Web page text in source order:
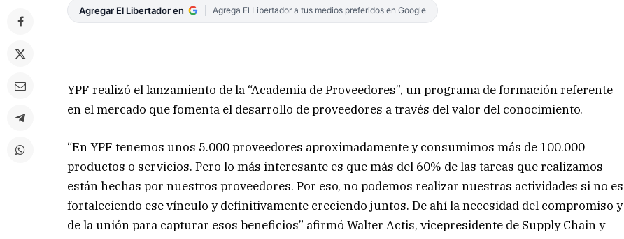
Agregar El Libertador en Agrega El Libertador a tus medios preferidos en Google
YPF realizó el lanzamiento de la “Academia de Proveedores”, un programa de formación referente
en el mercado que fomenta el desarrollo de proveedores a través del valor del conocimiento.
“En YPF tenemos unos 5.000 proveedores aproximadamente y consumimos más de 100.000
productos o servicios. Pero lo más interesante es que más del 60% de las tareas que realizamos
están hechas por nuestros proveedores. Por eso, no podemos realizar nuestras actividades si no es
fortaleciendo ese vínculo y definitivamente creciendo juntos. De ahí la necesidad del compromiso y
de la unión para capturar esos beneficios” afirmó Walter Actis, vicepresidente de Supply Chain y